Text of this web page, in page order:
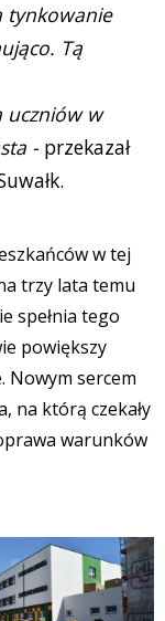
tynkowanie
Tą
uczniów w
- przekazał
w tej
trzy lata temu
spełnia tego
powiększy
Nowym sercem
na którą czekały
warunków